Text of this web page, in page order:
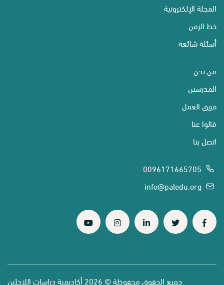
المجلة الإلكترونية
خط الزمن
أسئلة شائعة
من نحن
المدرسين
فريق العمل
قالوا عنا
اتصل بنا
0096171665705
info@paledu.org
جميع الحقوق محفوظة © 2026 أكاديمية دراسات اللاجئين